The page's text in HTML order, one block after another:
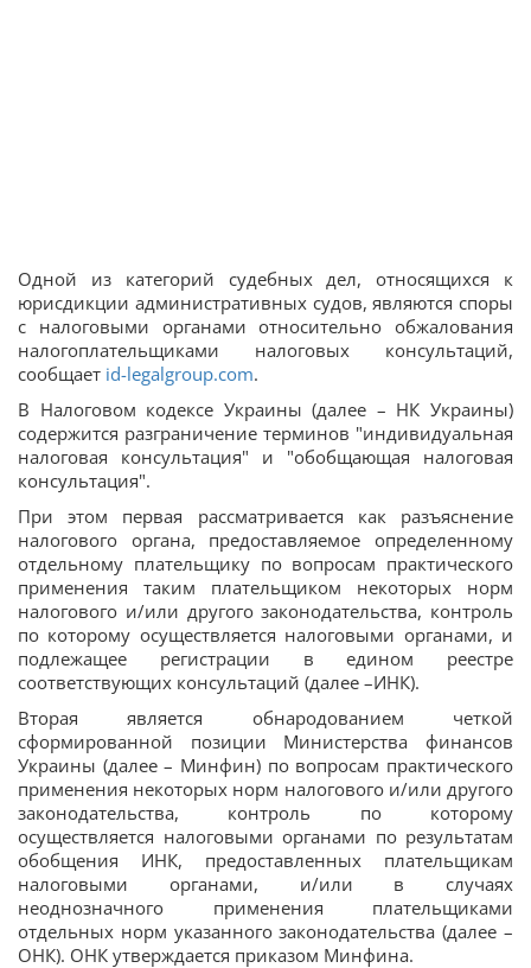
Одной из категорий судебных дел, относящихся к
юрисдикции административных судов, являются споры
с налоговыми органами относительно обжалования
налогоплательщиками налоговых консультаций,
сообщает id-legalgroup.com.
В Налоговом кодексе Украины (далее – НК Украины)
содержится разграничение терминов "индивидуальная
налоговая консультация" и "обобщающая налоговая
консультация".
При этом первая рассматривается как разъяснение
налогового органа, предоставляемое определенному
отдельному плательщику по вопросам практического
применения таким плательщиком некоторых норм
налогового и/или другого законодательства, контроль
по которому осуществляется налоговыми органами, и
подлежащее регистрации в едином реестре
соответствующих консультаций (далее –ИНК).
Вторая является обнародованием четкой
сформированной позиции Министерства финансов
Украины (далее – Минфин) по вопросам практического
применения некоторых норм налогового и/или другого
законодательства, контроль по которому
осуществляется налоговыми органами по результатам
обобщения ИНК, предоставленных плательщикам
налоговыми органами, и/или в случаях
неоднозначного применения плательщиками
отдельных норм указанного законодательства (далее –
ОНК). ОНК утверждается приказом Минфина.